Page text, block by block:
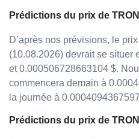
Prédictions du prix de
D’après nos prévisions, le
(10.08.2026) devrait se situer
et 0.000506728663104 $.
commencera demain à
la journée à
Prédictions du prix de